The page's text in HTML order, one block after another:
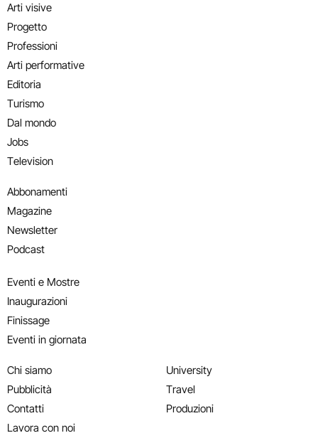
Arti visive
Progetto
Professioni
Arti performative
Editoria
Turismo
Dal mondo
Jobs
Television
Abbonamenti
Magazine
Newsletter
Podcast
Eventi e Mostre
Inaugurazioni
Finissage
Eventi in giornata
Chi siamo
Pubblicità
Contatti
Lavora con noi
University
Travel
Produzioni